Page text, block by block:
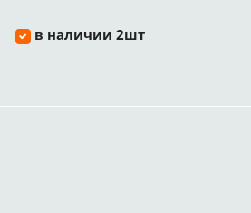
в наличии 2шт